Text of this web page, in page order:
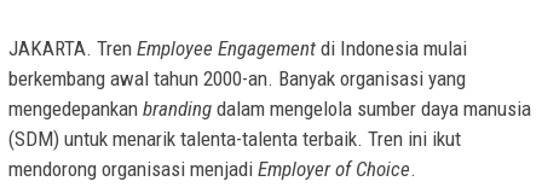
JAKARTA. Tren Employee Engagement di Indonesia mulai
berkembang awal tahun 2000-an. Banyak organisasi yang
mengedepankan branding dalam mengelola sumber daya manusia
(SDM) untuk menarik talenta-talenta terbaik. Tren ini ikut
mendorong organisasi menjadi Employer of Choice.